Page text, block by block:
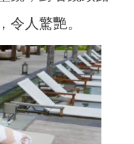
令人驚艷。